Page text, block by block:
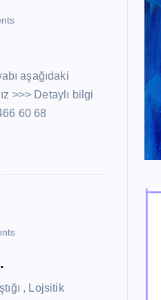
aşağıdaki
>>> Detaylı bilgi
60 68
, Lojsitik